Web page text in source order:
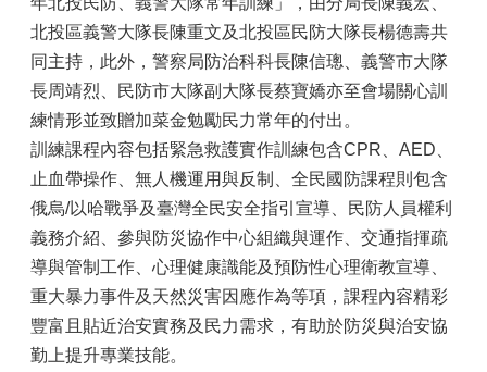
北投區義警大隊長陳重文及北投區民防大隊長楊德壽共
同主持，此外，警察局防治科科長陳信璁、義警市大隊
長周靖烈、民防市大隊副大隊長蔡寶嬌亦至會場關心訓
練情形並致贈加菜金勉勵民力常年的付出。
訓練課程內容包括緊急救護實作訓練包含CPR、AED、
止血帶操作、無人機運用與反制、全民國防課程則包含
俄烏/以哈戰爭及臺灣全民安全指引宣導、民防人員權利
義務介紹、參與防災協作中心組織與運作、交通指揮疏
導與管制工作、心理健康識能及預防性心理衛教宣導、
重大暴力事件及天然災害因應作為等項，課程內容精彩
豐富且貼近治安實務及民力需求，有助於防災與治安協
勤上提升專業技能。